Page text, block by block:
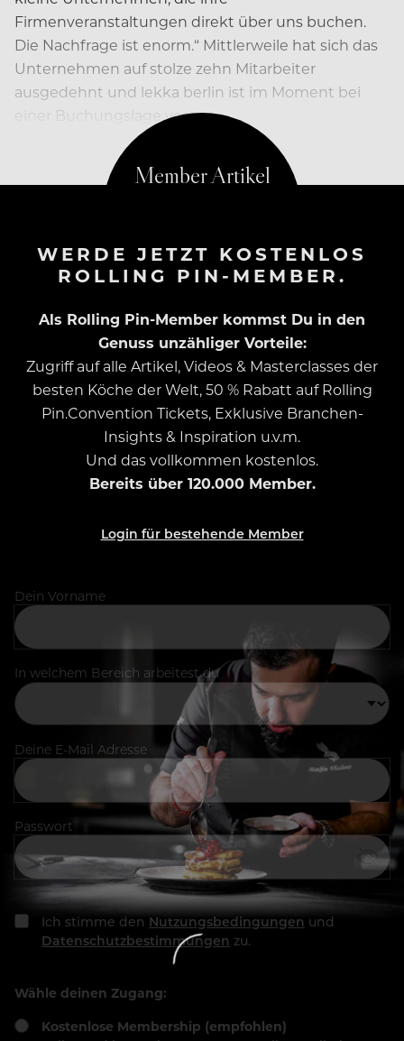
Firmenveranstaltungen direkt über uns buchen.
Die Nachfrage ist enorm.“ Mittlerweile hat sich das
Unternehmen auf stolze zehn Mitarbeiter
ausgedehnt und lekka berlin ist im Moment bei
einer Buchungslage von…
WERDE JETZT KOSTENLOS
ROLLING PIN-MEMBER.
Als Rolling Pin-Member kommst Du in den
Genuss unzähliger Vorteile:
Zugriff auf alle Artikel, Videos & Masterclasses der
besten Köche der Welt, 50 % Rabatt auf Rolling
Pin.Convention Tickets, Exklusive Branchen-
Insights & Inspiration u.v.m.
Und das vollkommen kostenlos.
Bereits über 120.000 Member.
Login für bestehende Member
Dein Vorname
In welchem Bereich arbeitest du
Deine E-Mail Adresse
Passwort
Ich stimme den Nutzungsbedingungen und
Datenschutzbestimmungen zu.
Wähle deinen Zugang:
Kostenlose Membership (empfohlen)